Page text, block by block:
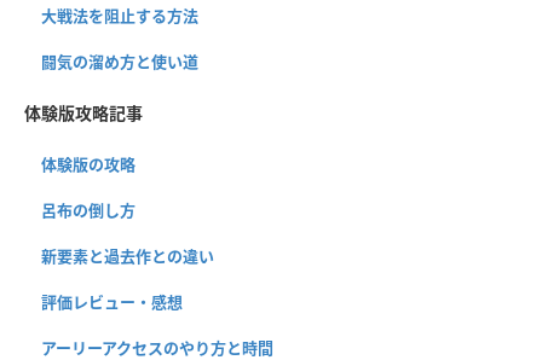
大戦法を阻止する方法
闘気の溜め方と使い道
体験版攻略記事
体験版の攻略
呂布の倒し方
新要素と過去作との違い
評価レビュー・感想
アーリーアクセスのやり方と時間